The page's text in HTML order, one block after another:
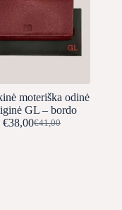
moteriška odinė
GL – bordo
€41,00
Original
€38,00Current